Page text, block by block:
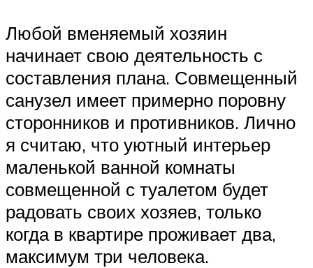
Любой вменяемый хозяин
начинает свою деятельность с
составления плана. Совмещенный
санузел имеет примерно поровну
сторонников и противников. Лично
я считаю, что уютный интерьер
маленькой ванной комнаты
совмещенной с туалетом будет
радовать своих хозяев, только
когда в квартире проживает два,
максимум три человека.